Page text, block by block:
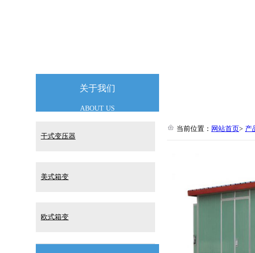
关于我们
ABOUT US
干式变压器
美式箱变
欧式箱变
当前位置： 网站首页> 产